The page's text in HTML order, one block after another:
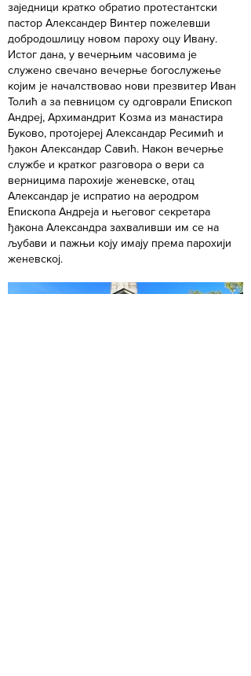
заједници кратко обратио протестантски
пастор Александер Винтер пожелевши
добродошлицу новом пароху оцу Ивану.
Истог дана, у вечерњим часовима је
служено свечано вечерње богослужење
којим је началствовао нови презвитер Иван
Толић а за певницом су одговрали Епископ
Андреј, Архимандрит Козма из манастира
Буково, протојереј Александар Ресимић и
ђакон Александар Савић. Након вечерње
службе и кратког разговора о вери са
верницима парохије женевске, отац
Александар је испратио на аеродром
Епископа Андреја и његовог секретара
ђакона Александра захваливши им се на
љубави и пажњи коју имају према парохији
женевској.